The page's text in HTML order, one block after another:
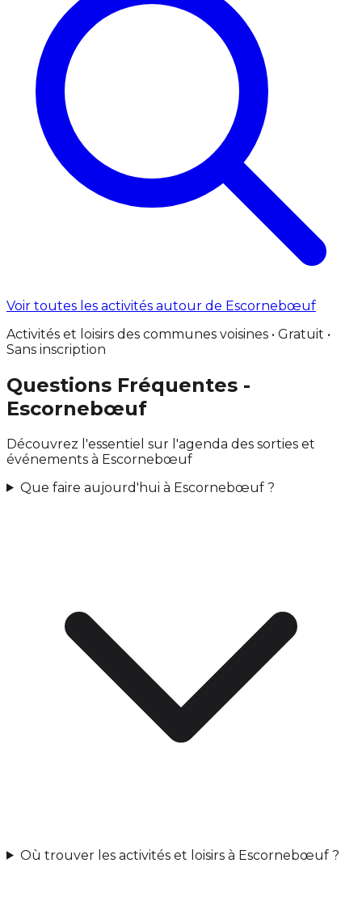
Voir toutes les activités autour de Escornebœuf
Activités et loisirs des communes voisines • Gratuit •
Sans inscription
Questions Fréquentes -
Escornebœuf
Découvrez l'essentiel sur l'agenda des sorties et
événements à Escornebœuf
Que faire aujourd'hui à Escornebœuf ?
Où trouver les activités et loisirs à Escornebœuf ?